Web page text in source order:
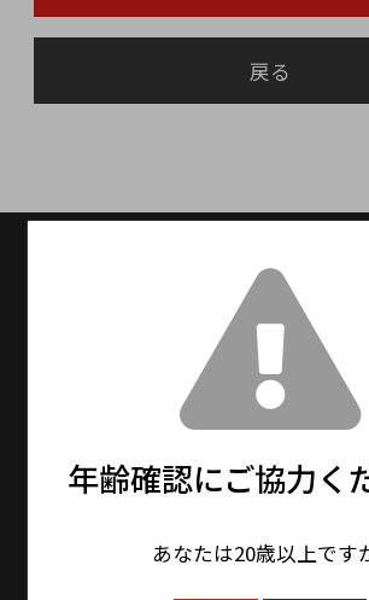
戻る
送料設定：15000円(税抜)以上
（※北海道・九州は別途600円
1,500円を頂戴しております。）
13時までの注文で最短即日
※メーカーお取り寄せ商品は、
送となります。
※年末年始・大型連休期間中は
クレジットカード対応
年齢確認にご協力く
あなたは20歳以上です